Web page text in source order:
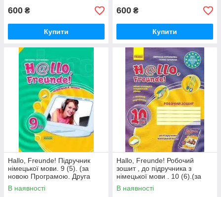
600 ₴
Купити
600 ₴
Купити
Hallo, Freunde! Підручник
німецької мови. 9 (5). (за
новою Програмою. Друга
іноземна мова)
В наявності
Hallo, Freunde! Робочий
зошит , до підручника з
німецької мови . 10 (6).(за
новою Програмою. Друга
іноземна мова)
В наявності